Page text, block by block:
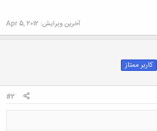
آخرین ویرایش: Apr 5, 2012
کاربر ممتاز
#2